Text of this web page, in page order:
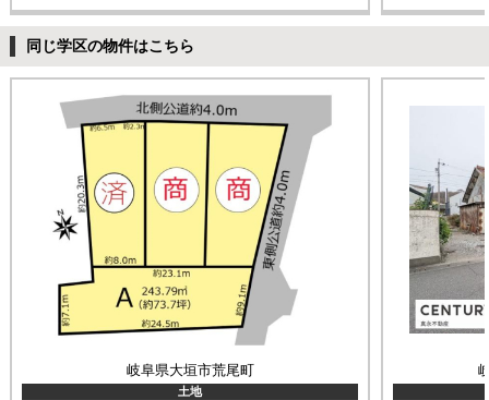
同じ学区の物件はこちら
岐阜県大垣市荒尾町
土地